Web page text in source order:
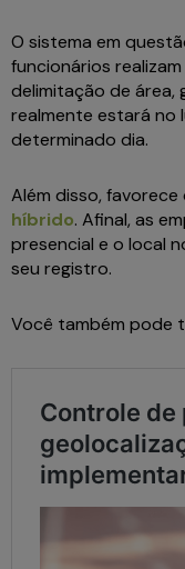
O sistema em
funcionários
delimitação de
realmente estará no
determinado dia.
Além disso,
híbrido. Afinal, as
presencial e o local
seu registro.
Você também pode